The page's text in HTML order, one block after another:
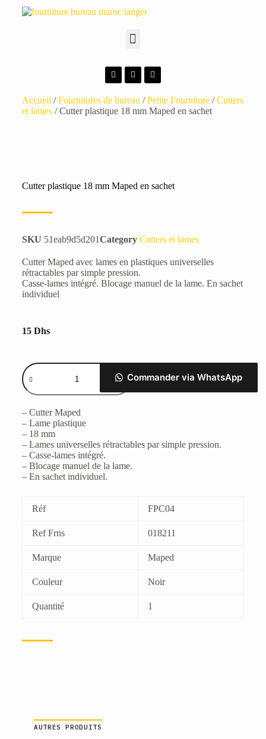
Accueil /Fournitures de bureau /Petite Fourniture/Cutters
et lames/ Cutter plastique 18 mm Maped en sachet
Cutter plastique 18 mm Maped en sachet
SKU 51eab9d5d201Category Cutters et lames
Cutter Maped avec lames en plastiques universelles
rétractables par simple pression.
Casse-lames intégré. Blocage manuel de la lame. En sachet
individuel
15 Dhs
Commander via WhatsApp
– Cutter Maped
– Lame plastique
– 18 mm
– Lames universelles rétractables par simple pression.
– Casse-lames intégré.
– Blocage manuel de la lame.
– En sachet individuel.
Réf FPC04
Ref Frns 018211
Marque Maped
Couleur Noir
Quantité 1
AUTRES PRODUITS